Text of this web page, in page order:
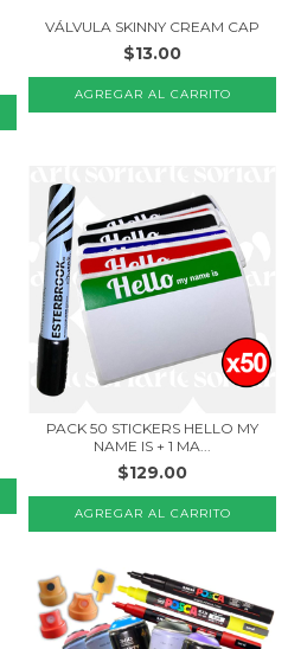
VÁLVULA SKINNY CREAM CAP
$13.00
PACK 50 STICKERS HELLO MY
NAME IS + 1 MA...
$129.00